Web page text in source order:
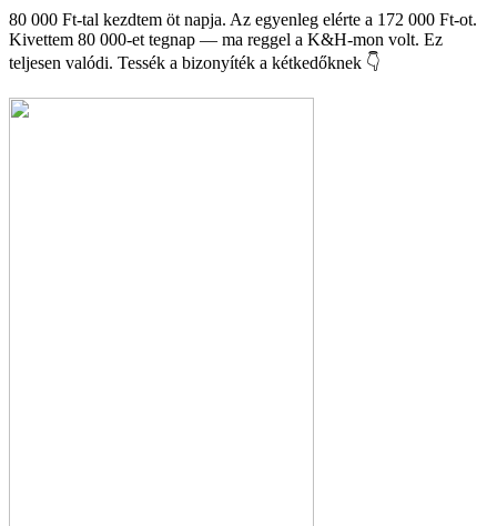
80 000 Ft-tal kezdtem öt napja. Az egyenleg elérte a 172 000 Ft-ot.
Kivettem 80 000-et tegnap — ma reggel a K&H-mon volt. Ez
teljesen valódi. Tessék a bizonyíték a kétkedőknek 👇